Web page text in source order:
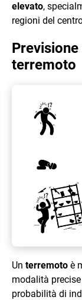
elevato,
regioni del
terremoto
Un terremoto è
modalità
probabilità di